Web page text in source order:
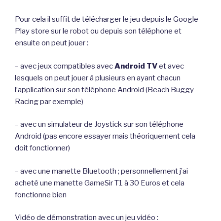
Pour cela il suffit de télécharger le jeu depuis le Google
Play store sur le robot ou depuis son téléphone et
ensuite on peut jouer :
– avec jeux compatibles avecAndroid TVet avec
lesquels on peut jouer à plusieurs en ayant chacun
l’application sur son téléphone Android (Beach Buggy
Racing par exemple)
– avec un simulateur de Joystick sur son téléphone
Android (pas encore essayer mais théoriquement cela
doit fonctionner)
– avec une manette Bluetooth ; personnellement j’ai
acheté une manette GameSir T1 à 30 Euros et cela
fonctionne bien
Vidéo de démonstration avec un jeu vidéo :